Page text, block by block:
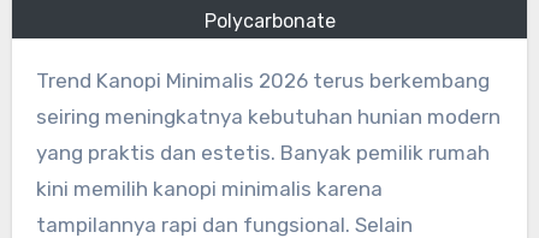
Polycarbonate
Trend Kanopi Minimalis 2026 terus berkembang
seiring meningkatnya kebutuhan hunian modern
yang praktis dan estetis. Banyak pemilik rumah
kini memilih kanopi minimalis karena
tampilannya rapi dan fungsional. Selain